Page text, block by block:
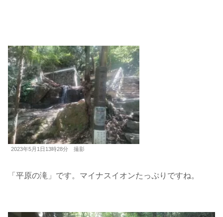
2023年5月1日13時28分 撮影
「平原の滝」です。マイナスイオンたっぷりですね。